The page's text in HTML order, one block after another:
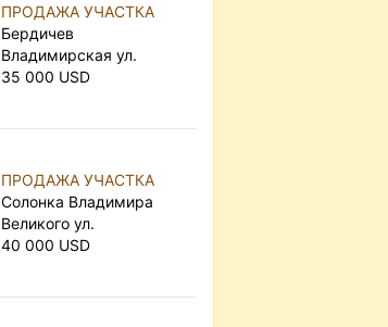
ПРОДАЖА УЧАСТКА
Бердичев
Владимирская ул.
35 000 USD
ПРОДАЖА УЧАСТКА
Солонка Владимира
Великого ул.
40 000 USD